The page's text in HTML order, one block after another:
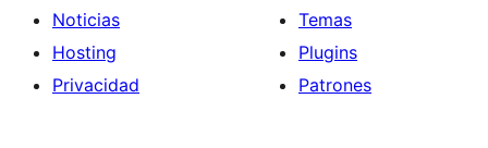
Noticias
Hosting
Privacidad
Temas
Plugins
Patrones